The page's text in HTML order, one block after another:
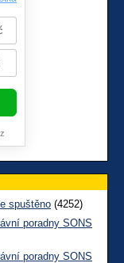
spuštěno (4252)
poradny SONS
poradny SONS